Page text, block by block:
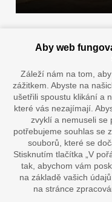
Doprava
Aby web
Záleží nám na tom,
zážitkem. Abyste na
ušetřili spoustu klikání a
které vás nezajímají.
zvyklí a nemuseli se
potřebujeme souhlas se
souborů, které se
Stisknutím tlačítka „V
tak, abychom vám
na základě vašich
na stránce